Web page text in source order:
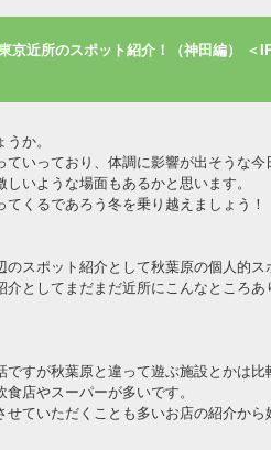
京近所のスポット紹介！（神田編） ＜
か。
いっており、体調に影響が出そうな
いような場面もあるかと思います。
くるであろう冬を乗り越えましょう！
スポット紹介として秋葉原の個人的
としてまだまだ近所にこんなところ
すが秋葉原と違って遊ぶ施設とかは
店やスーパーが多いです。
ていただくことも多いお店の紹介から